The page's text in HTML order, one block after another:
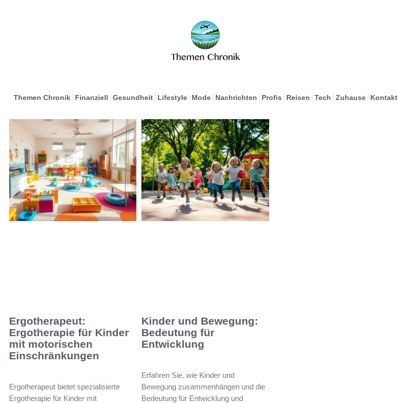
Themen Chronik Finanziell Gesundheit Lifestyle Mode Nachrichten Profis Reisen Tech Zuhause Kontakt
Ergotherapeut:
Ergotherapie für Kinder
mit motorischen
Einschränkungen
Ergotherapeut bietet spezialisierte
Ergotherapie für Kinder mit
Kinder und Bewegung:
Bedeutung für
Entwicklung
Erfahren Sie, wie Kinder und
Bewegung zusammenhängen und die
Bedeutung für Entwicklung und